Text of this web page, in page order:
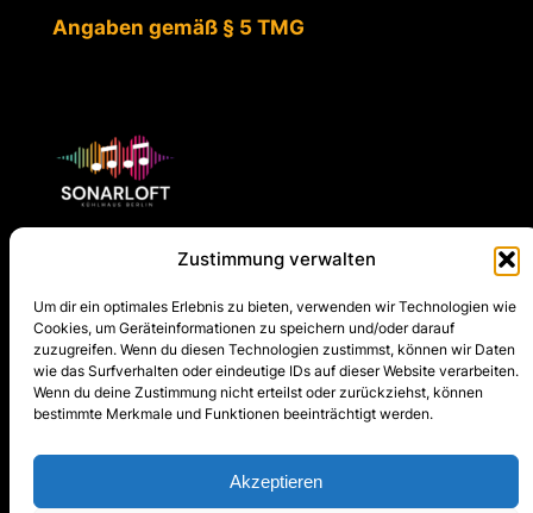
Zustimmung verwalten
Um dir ein optimales Erlebnis zu bieten, verwenden wir Technologien wie
Cookies, um Geräteinformationen zu speichern und/oder darauf
zuzugreifen. Wenn du diesen Technologien zustimmst, können wir Daten
wie das Surfverhalten oder eindeutige IDs auf dieser Website verarbeiten.
Wenn du deine Zustimmung nicht erteilst oder zurückziehst, können
bestimmte Merkmale und Funktionen beeinträchtigt werden.
Akzeptieren
Angaben gemäß § 5 TMG
About Us
Team
Concerts
Competition
Site Map
Concerts
Newsletter
Competition
Contact Us
Privacy
Social
Facebook
Instagram